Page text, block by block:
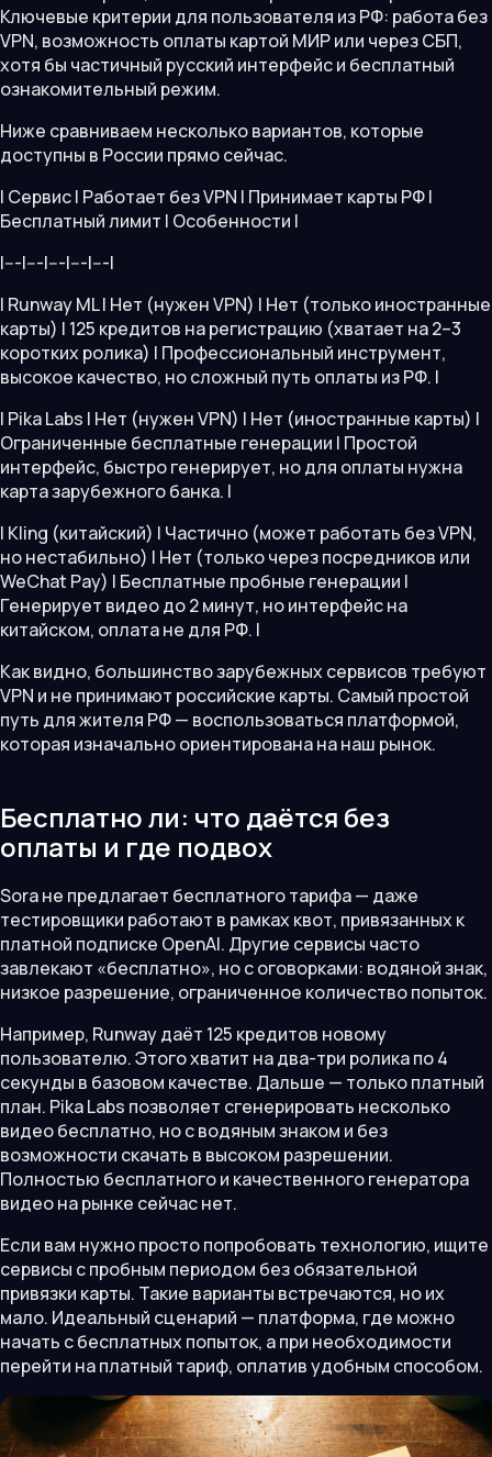
Ключевые критерии для пользователя из РФ: работа без
VPN, возможность оплаты картой МИР или через СБП,
хотя бы частичный русский интерфейс и бесплатный
ознакомительный режим.
Ниже сравниваем несколько вариантов, которые
доступны в России прямо сейчас.
| Сервис | Работает без VPN | Принимает карты РФ |
Бесплатный лимит | Особенности |
|---|---|---|---|---|
| Runway ML | Нет (нужен VPN) | Нет (только иностранные
карты) | 125 кредитов на регистрацию (хватает на 2–3
коротких ролика) | Профессиональный инструмент,
высокое качество, но сложный путь оплаты из РФ. |
| Pika Labs | Нет (нужен VPN) | Нет (иностранные карты) |
Ограниченные бесплатные генерации | Простой
интерфейс, быстро генерирует, но для оплаты нужна
карта зарубежного банка. |
| Kling (китайский) | Частично (может работать без VPN,
но нестабильно) | Нет (только через посредников или
WeChat Pay) | Бесплатные пробные генерации |
Генерирует видео до 2 минут, но интерфейс на
китайском, оплата не для РФ. |
Как видно, большинство зарубежных сервисов требуют
VPN и не принимают российские карты. Самый простой
путь для жителя РФ — воспользоваться платформой,
которая изначально ориентирована на наш рынок.
Бесплатно ли: что даётся без
оплаты и где подвох
Sora не предлагает бесплатного тарифа — даже
тестировщики работают в рамках квот, привязанных к
платной подписке OpenAI. Другие сервисы часто
завлекают «бесплатно», но с оговорками: водяной знак,
низкое разрешение, ограниченное количество попыток.
Например, Runway даёт 125 кредитов новому
пользователю. Этого хватит на два-три ролика по 4
секунды в базовом качестве. Дальше — только платный
план. Pika Labs позволяет сгенерировать несколько
видео бесплатно, но с водяным знаком и без
возможности скачать в высоком разрешении.
Полностью бесплатного и качественного генератора
видео на рынке сейчас нет.
Если вам нужно просто попробовать технологию, ищите
сервисы с пробным периодом без обязательной
привязки карты. Такие варианты встречаются, но их
мало. Идеальный сценарий — платформа, где можно
начать с бесплатных попыток, а при необходимости
перейти на платный тариф, оплатив удобным способом.